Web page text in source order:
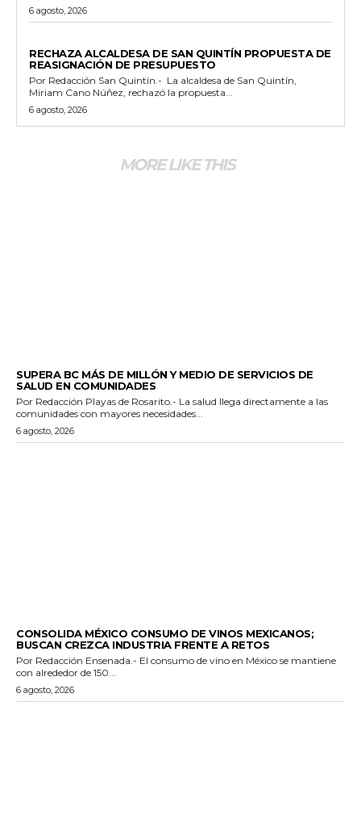
6 agosto, 2026
RECHAZA ALCALDESA DE SAN QUINTÍN PROPUESTA DE
REASIGNACIÓN DE PRESUPUESTO
Por Redacción San Quintín.- La alcaldesa de San Quintín,
Miriam Cano Núñez, rechazó la propuesta...
6 agosto, 2026
MORE LIKE THIS
SUPERA BC MÁS DE MILLÓN Y MEDIO DE SERVICIOS DE
SALUD EN COMUNIDADES
Por Redacción Playas de Rosarito.- La salud llega directamente a las
comunidades con mayores necesidades...
6 agosto, 2026
CONSOLIDA MÉXICO CONSUMO DE VINOS MEXICANOS;
BUSCAN CREZCA INDUSTRIA FRENTE A RETOS
Por Redacción Ensenada.- El consumo de vino en México se mantiene
con alrededor de 150...
6 agosto, 2026